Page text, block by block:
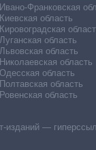
Ивано-Франковская
Киевская область
Кировоградская
Луганская область
Львовская область
Николаевская область
Одесская область
Полтавская область
Ровенская область
—